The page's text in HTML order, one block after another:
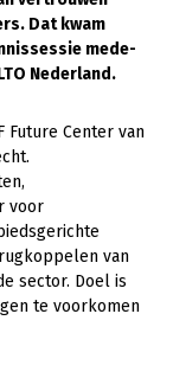
Dat kwam
mede-
Nederland.
Future Center van
voor
van
sector. Doel is
te voorkomen